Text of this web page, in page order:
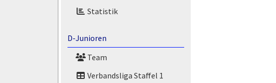
Statistik
D-Junioren
Team
Verbandsliga Staffel 1